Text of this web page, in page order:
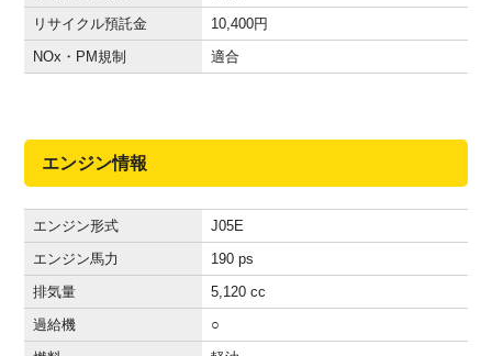
リサイクル預託金
10,400円
NOx・PM規制
適合
エンジン情報
エンジン形式
J05E
エンジン馬力
190 ps
排気量
5,120 cc
過給機
○